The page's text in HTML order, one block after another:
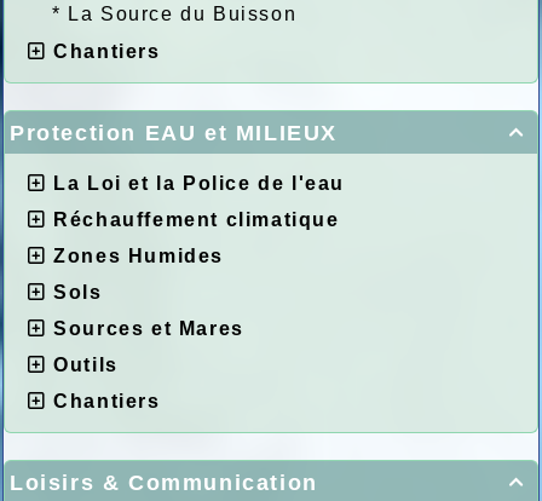
* La Source du Buisson
Chantiers

Protection EAU et MILIEUX
La Loi et la Police de l'eau
Réchauffement climatique
Zones Humides
Sols
Sources et Mares
Outils
Chantiers

Loisirs & Communication